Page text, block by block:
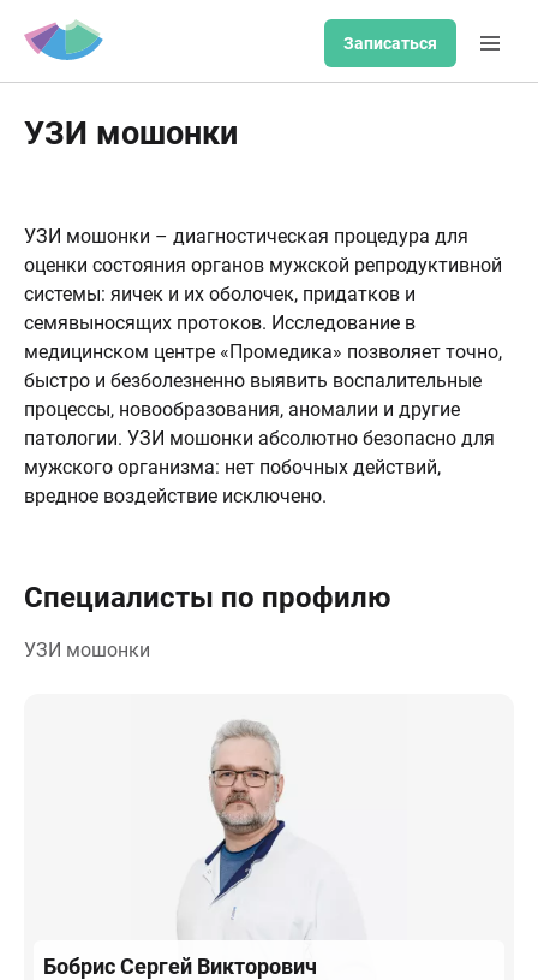
Записаться
УЗИ мошонки
УЗИ мошонки – диагностическая процедура для
оценки состояния органов мужской репродуктивной
системы: яичек и их оболочек, придатков и
семявыносящих протоков. Исследование в
медицинском центре «Промедика» позволяет точно,
быстро и безболезненно выявить воспалительные
процессы, новообразования, аномалии и другие
патологии. УЗИ мошонки абсолютно безопасно для
мужского организма: нет побочных действий,
вредное воздействие исключено.
Специалисты по профилю
УЗИ мошонки
БобрисСергей Викторович